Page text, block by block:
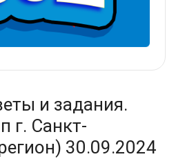
и задания.
г. Санкт-
30.09.2024